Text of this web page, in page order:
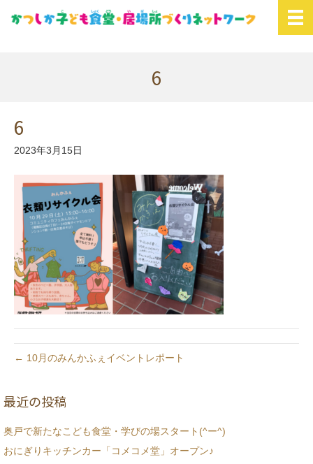
6
6
2023年3月15日
← 10月のみんかふぇイベントレポート
最近の投稿
奥戸で新たなこども食堂・学びの場スタート(^ー^)
おにぎりキッチンカー「コメコメ堂」オープン♪